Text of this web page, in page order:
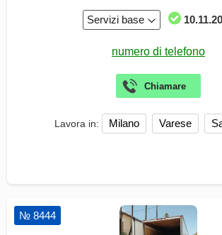
Servizi base
Lavora in: Milano Varese
№ 8444